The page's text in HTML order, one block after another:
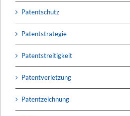
Patentschutz
Patentstrategie
Patentstreitigkeit
Patentverletzung
Patentzeichnung